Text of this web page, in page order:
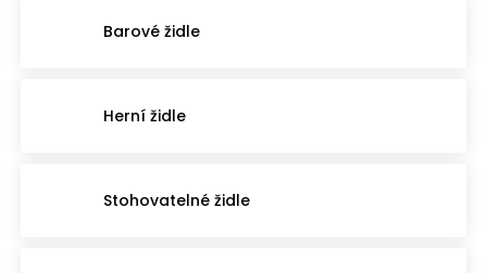
Barové židle
Herní židle
Stohovatelné židle